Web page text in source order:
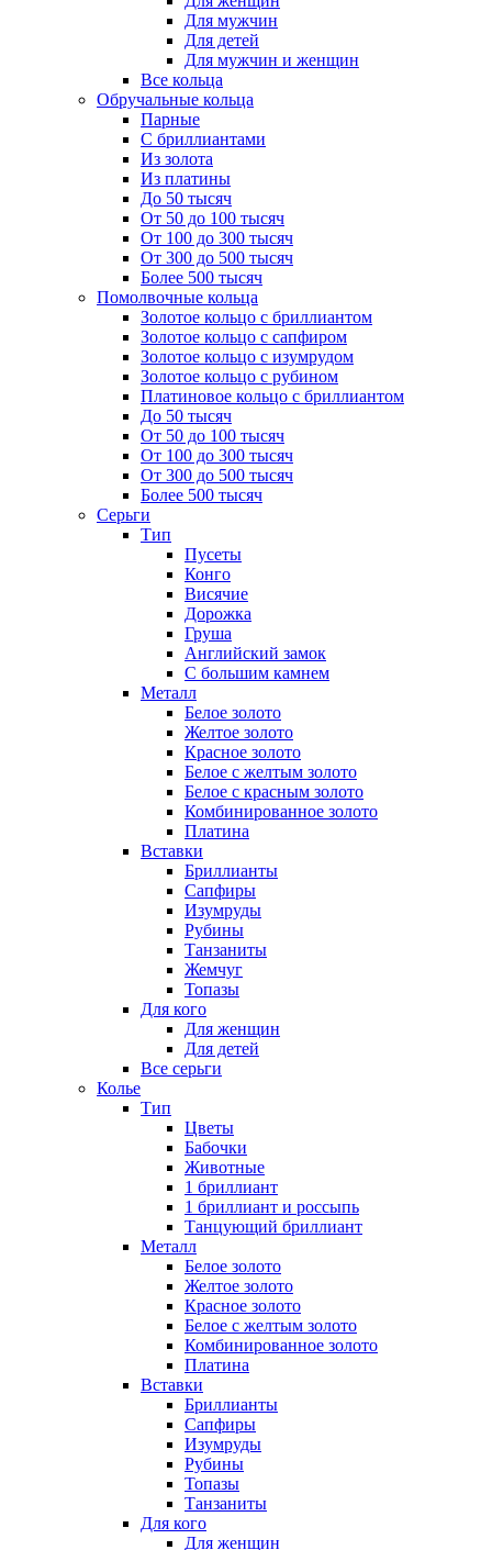
Для мужчин
Для детей
Для мужчин и женщин
Все кольца
Обручальные кольца
Парные
С бриллиантами
Из золота
Из платины
До 50 тысяч
От 50 до 100 тысяч
От 100 до 300 тысяч
От 300 до 500 тысяч
Более 500 тысяч
Помолвочные кольца
Золотое кольцо с бриллиантом
Золотое кольцо с сапфиром
Золотое кольцо с изумрудом
Золотое кольцо с рубином
Платиновое кольцо с бриллиантом
До 50 тысяч
От 50 до 100 тысяч
От 100 до 300 тысяч
От 300 до 500 тысяч
Более 500 тысяч
Серьги
Тип
Пусеты
Конго
Висячие
Дорожка
Груша
Английский замок
С большим камнем
Металл
Белое золото
Желтое золото
Красное золото
Белое с желтым золото
Белое с красным золото
Комбинированное золото
Платина
Вставки
Бриллианты
Сапфиры
Изумруды
Рубины
Танзаниты
Жемчуг
Топазы
Для кого
Для женщин
Для детей
Все серьги
Колье
Тип
Цветы
Бабочки
Животные
1 бриллиант
1 бриллиант и россыпь
Танцующий бриллиант
Металл
Белое золото
Желтое золото
Красное золото
Белое с желтым золото
Комбинированное золото
Платина
Вставки
Бриллианты
Сапфиры
Изумруды
Рубины
Топазы
Танзаниты
Для кого
Для женщин